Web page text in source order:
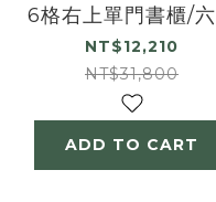
6格右上單門書櫃/六
一門收納櫃/展示櫃/
物櫃
NT$12,210
NT$31,800
ADD TO CART